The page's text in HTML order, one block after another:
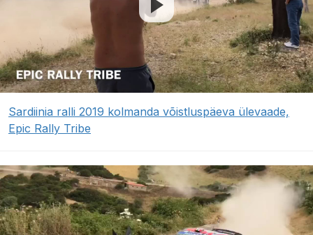
Sardiinia ralli 2019 kolmanda võistluspäeva ülevaade,
Epic Rally Tribe